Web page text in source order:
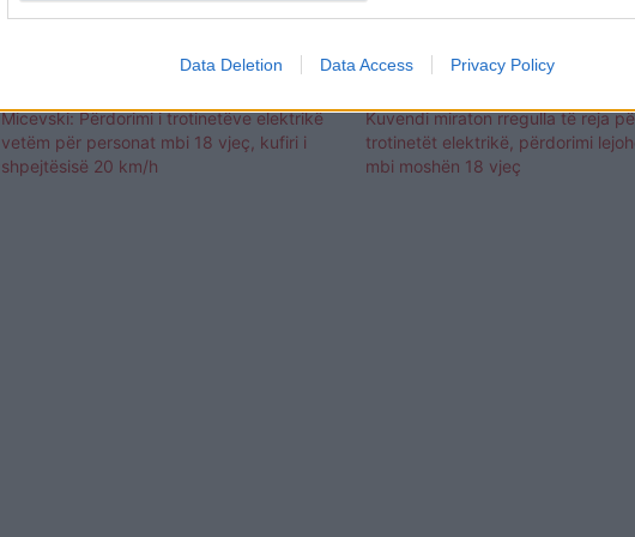
Data Deletion Data Access Privacy Policy
Micevski: Përdorimi i trotinetëve elektrikë
vetëm për personat mbi 18 vjeç, kufiri i
shpejtësisë 20 km/h
Kuvendi miraton rregulla të reja
trotinetët elektrikë, përdorimi
mbi moshën 18 vjeç